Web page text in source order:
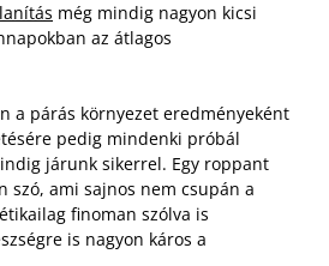
még mindig nagyon kicsi
az átlagos
a párás környezet eredményeként
pedig mindenki próbál
járunk sikerrel. Egy roppant
szó, ami sajnos nem csupán a
finoman szólva is
is nagyon káros a